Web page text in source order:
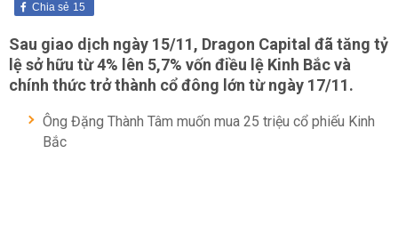
15
Chia sẻ
Sau giao dịch ngày 15/11, Dragon Capital đã tăng tỷ
lệ sở hữu từ 4% lên 5,7% vốn điều lệ Kinh Bắc và
chính thức trở thành cổ đông lớn từ ngày 17/11.
Ông Đặng Thành Tâm muốn mua 25 triệu cổ phiếu Kinh
Bắc